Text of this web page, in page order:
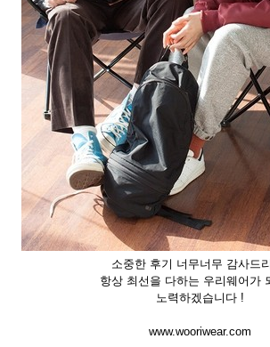
소중한 후기 너무너무 감사드
항상 최선을 다하는 우리웨어가
노력하겠습니다 !
www.wooriwear.com